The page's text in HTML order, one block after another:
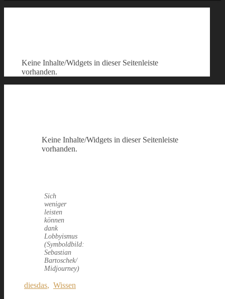
Keine Inhalte/Widgets in dieser Seitenleiste
vorhanden.
Keine Inhalte/Widgets in dieser Seitenleiste
vorhanden.
Sich
weniger
leisten
können
dank
Lobbyismus
(Symboldbild:
Sebastian
Bartoschek/
Midjourney)
diesdas, Wissen